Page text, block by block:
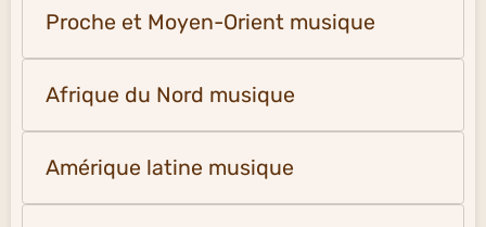
Proche et Moyen-Orient musique
Afrique du Nord musique
Amérique latine musique